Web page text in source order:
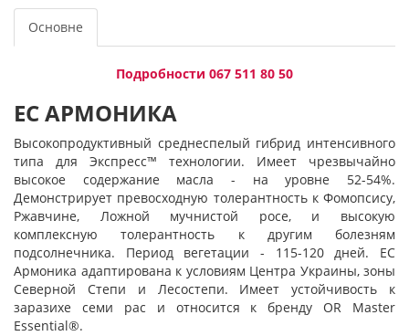
Основне
Подробности 067 511 80 50
EC АРМОНИКА
Высокопродуктивный среднеспелый гибрид интенсивного
типа для Экспресс™ технологии. Имеет чрезвычайно
высокое содержание масла - на уровне 52-54%.
Демонстрирует превосходную толерантность к Фомопсису,
Ржавчине, Ложной мучнистой росе, и высокую
комплексную толерантность к другим болезням
подсолнечника. Период вегетации - 115-120 дней. EC
Армоника адаптирована к условиям Центра Украины, зоны
Северной Степи и Лесостепи. Имеет устойчивость к
заразихе семи рас и относится к бренду OR Master
Essential®.